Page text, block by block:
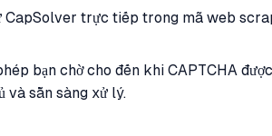
trực tiếp trong mã web
bạn chờ cho đến khi CAPTCHA
và sẵn sàng xử lý.